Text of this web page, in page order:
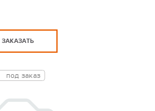
ЗАКАЗАТЬ
под заказ